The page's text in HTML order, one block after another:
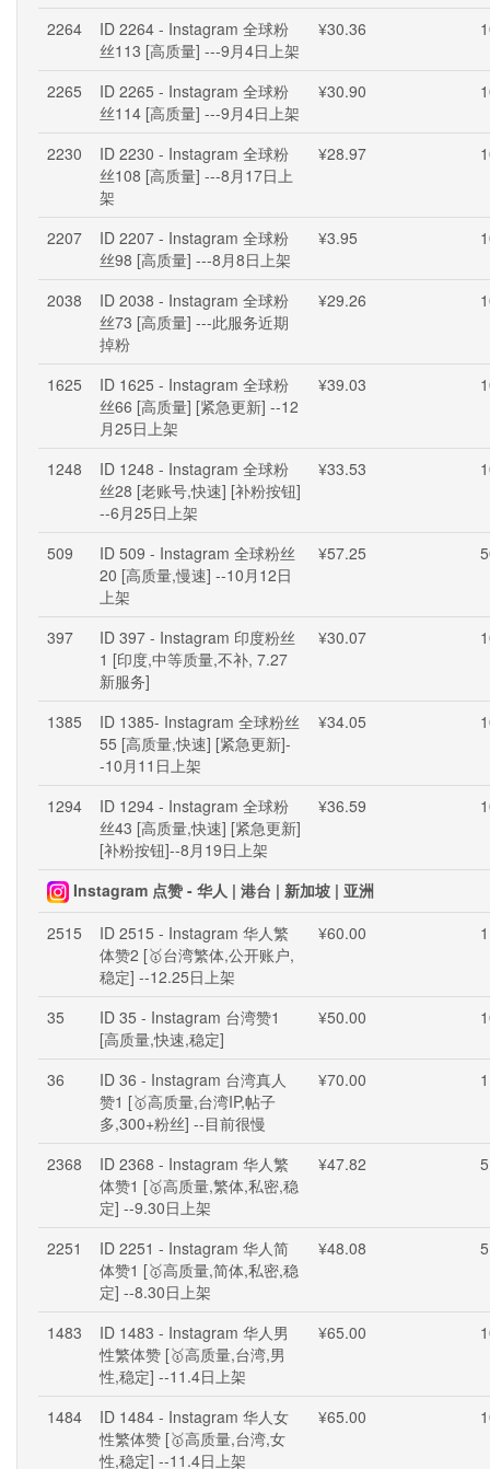
2264
ID 2264 - Instagram 全球粉
丝113 [高质量] ---9月4日上架
¥30.36
2265
ID 2265 - Instagram 全球粉
丝114 [高质量] ---9月4日上架
¥30.90
2230
ID 2230 - Instagram 全球粉
丝108 [高质量] ---8月17日上
架
¥28.97
2207
ID 2207 - Instagram 全球粉
丝98 [高质量] ---8月8日上架
¥3.95
2038
ID 2038 - Instagram 全球粉
丝73 [高质量] ---此服务近期
掉粉
¥29.26
1625
ID 1625 - Instagram 全球粉
丝66 [高质量] [紧急更新] --12
月25日上架
¥39.03
1248
ID 1248 - Instagram 全球粉
丝28 [老账号,快速] [补粉按钮]
--6月25日上架
¥33.53
509
ID 509 - Instagram 全球粉丝
20 [高质量,慢速] --10月12日
上架
¥57.25
397
ID 397 - Instagram 印度粉丝
1 [印度,中等质量,不补, 7.27
新服务]
¥30.07
1385
ID 1385- Instagram 全球粉丝
55 [高质量,快速] [紧急更新]-
-10月11日上架
¥34.05
1294
ID 1294 - Instagram 全球粉
丝43 [高质量,快速] [紧急更新]
[补粉按钮]--8月19日上架
¥36.59
Instagram 点赞 - 华人 | 港台 | 新加坡 | 亚洲
2515
ID 2515 - Instagram 华人繁
体赞2 [🥇台湾繁体,公开账户,
稳定] --12.25日上架
¥60.00 1
35
ID 35 - Instagram 台湾赞1
[高质量,快速,稳定]
¥50.00
36
ID 36 - Instagram 台湾真人
赞1 [🥇高质量,台湾IP,帖子
多,300+粉丝] --目前很慢
¥70.00 1
2368
ID 2368 - Instagram 华人繁
体赞1 [🥇高质量,繁体,私密,稳
定] --9.30日上架
¥47.82 5
2251
ID 2251 - Instagram 华人简
体赞1 [🥇高质量,简体,私密,稳
定] --8.30日上架
¥48.08 5
1483
ID 1483 - Instagram 华人男
性繁体赞 [🥇高质量,台湾,男
性,稳定] --11.4日上架
¥65.00
1484
ID 1484 - Instagram 华人女
性繁体赞 [🥇高质量,台湾,女
性,稳定] --11.4日上架
¥65.00